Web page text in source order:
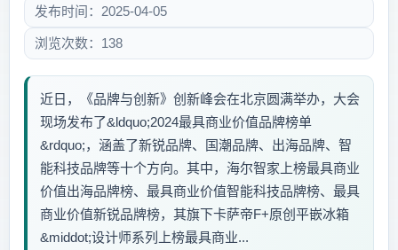
发布时间：2025-04-05
浏览次数：138
近日，《品牌与创新》创新峰会在北京圆满举办，大会
现场发布了&ldquo;2024最具商业价值品牌榜单
&rdquo;，涵盖了新锐品牌、国潮品牌、出海品牌、智
能科技品牌等十个方向。其中，海尔智家上榜最具商业
价值出海品牌榜、最具商业价值智能科技品牌榜、最具
商业价值新锐品牌榜，其旗下卡萨帝F+原创平嵌冰箱
&middot;设计师系列上榜最具商业...